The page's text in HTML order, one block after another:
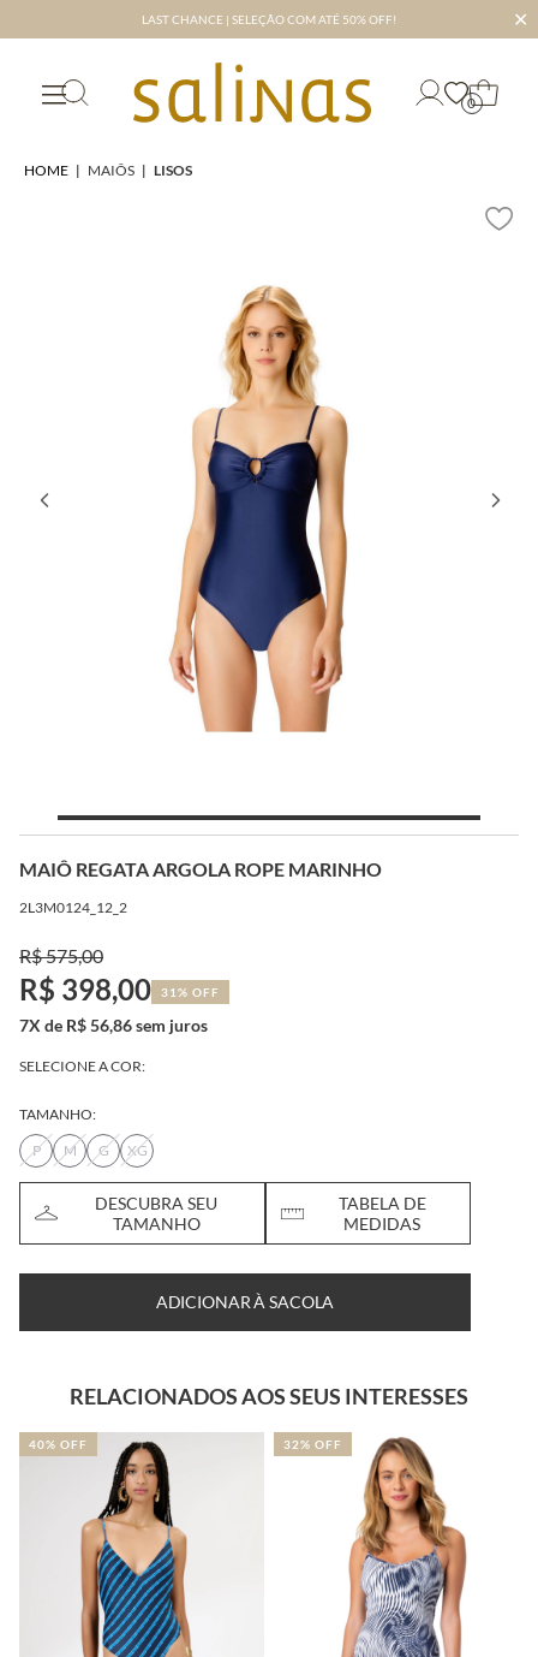
LAST CHANCE | SELEÇÃO COM ATÉ 50% OFF! ✕
0
HOME | MAIÔS | LISOS
MAIÔ REGATA ARGOLA ROPE MARINHO
2L3M0124_12_2
R$ 575,00
R$ 398,00 31% OFF
7X de R$ 56,86 sem juros
SELECIONE A COR:
TAMANHO:
P
M G XG
DESCUBRA SEU
TAMANHO
TABELA DE
MEDIDAS
ADICIONAR À SACOLA
RELACIONADOS AOS SEUS INTERESSES
40% OFF 32% OFF